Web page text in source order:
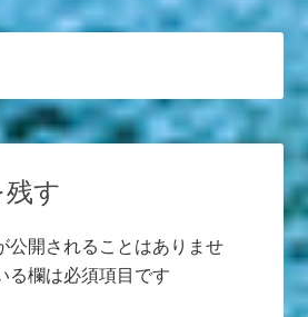
す
公開されることはありませ
る欄は必須項目です